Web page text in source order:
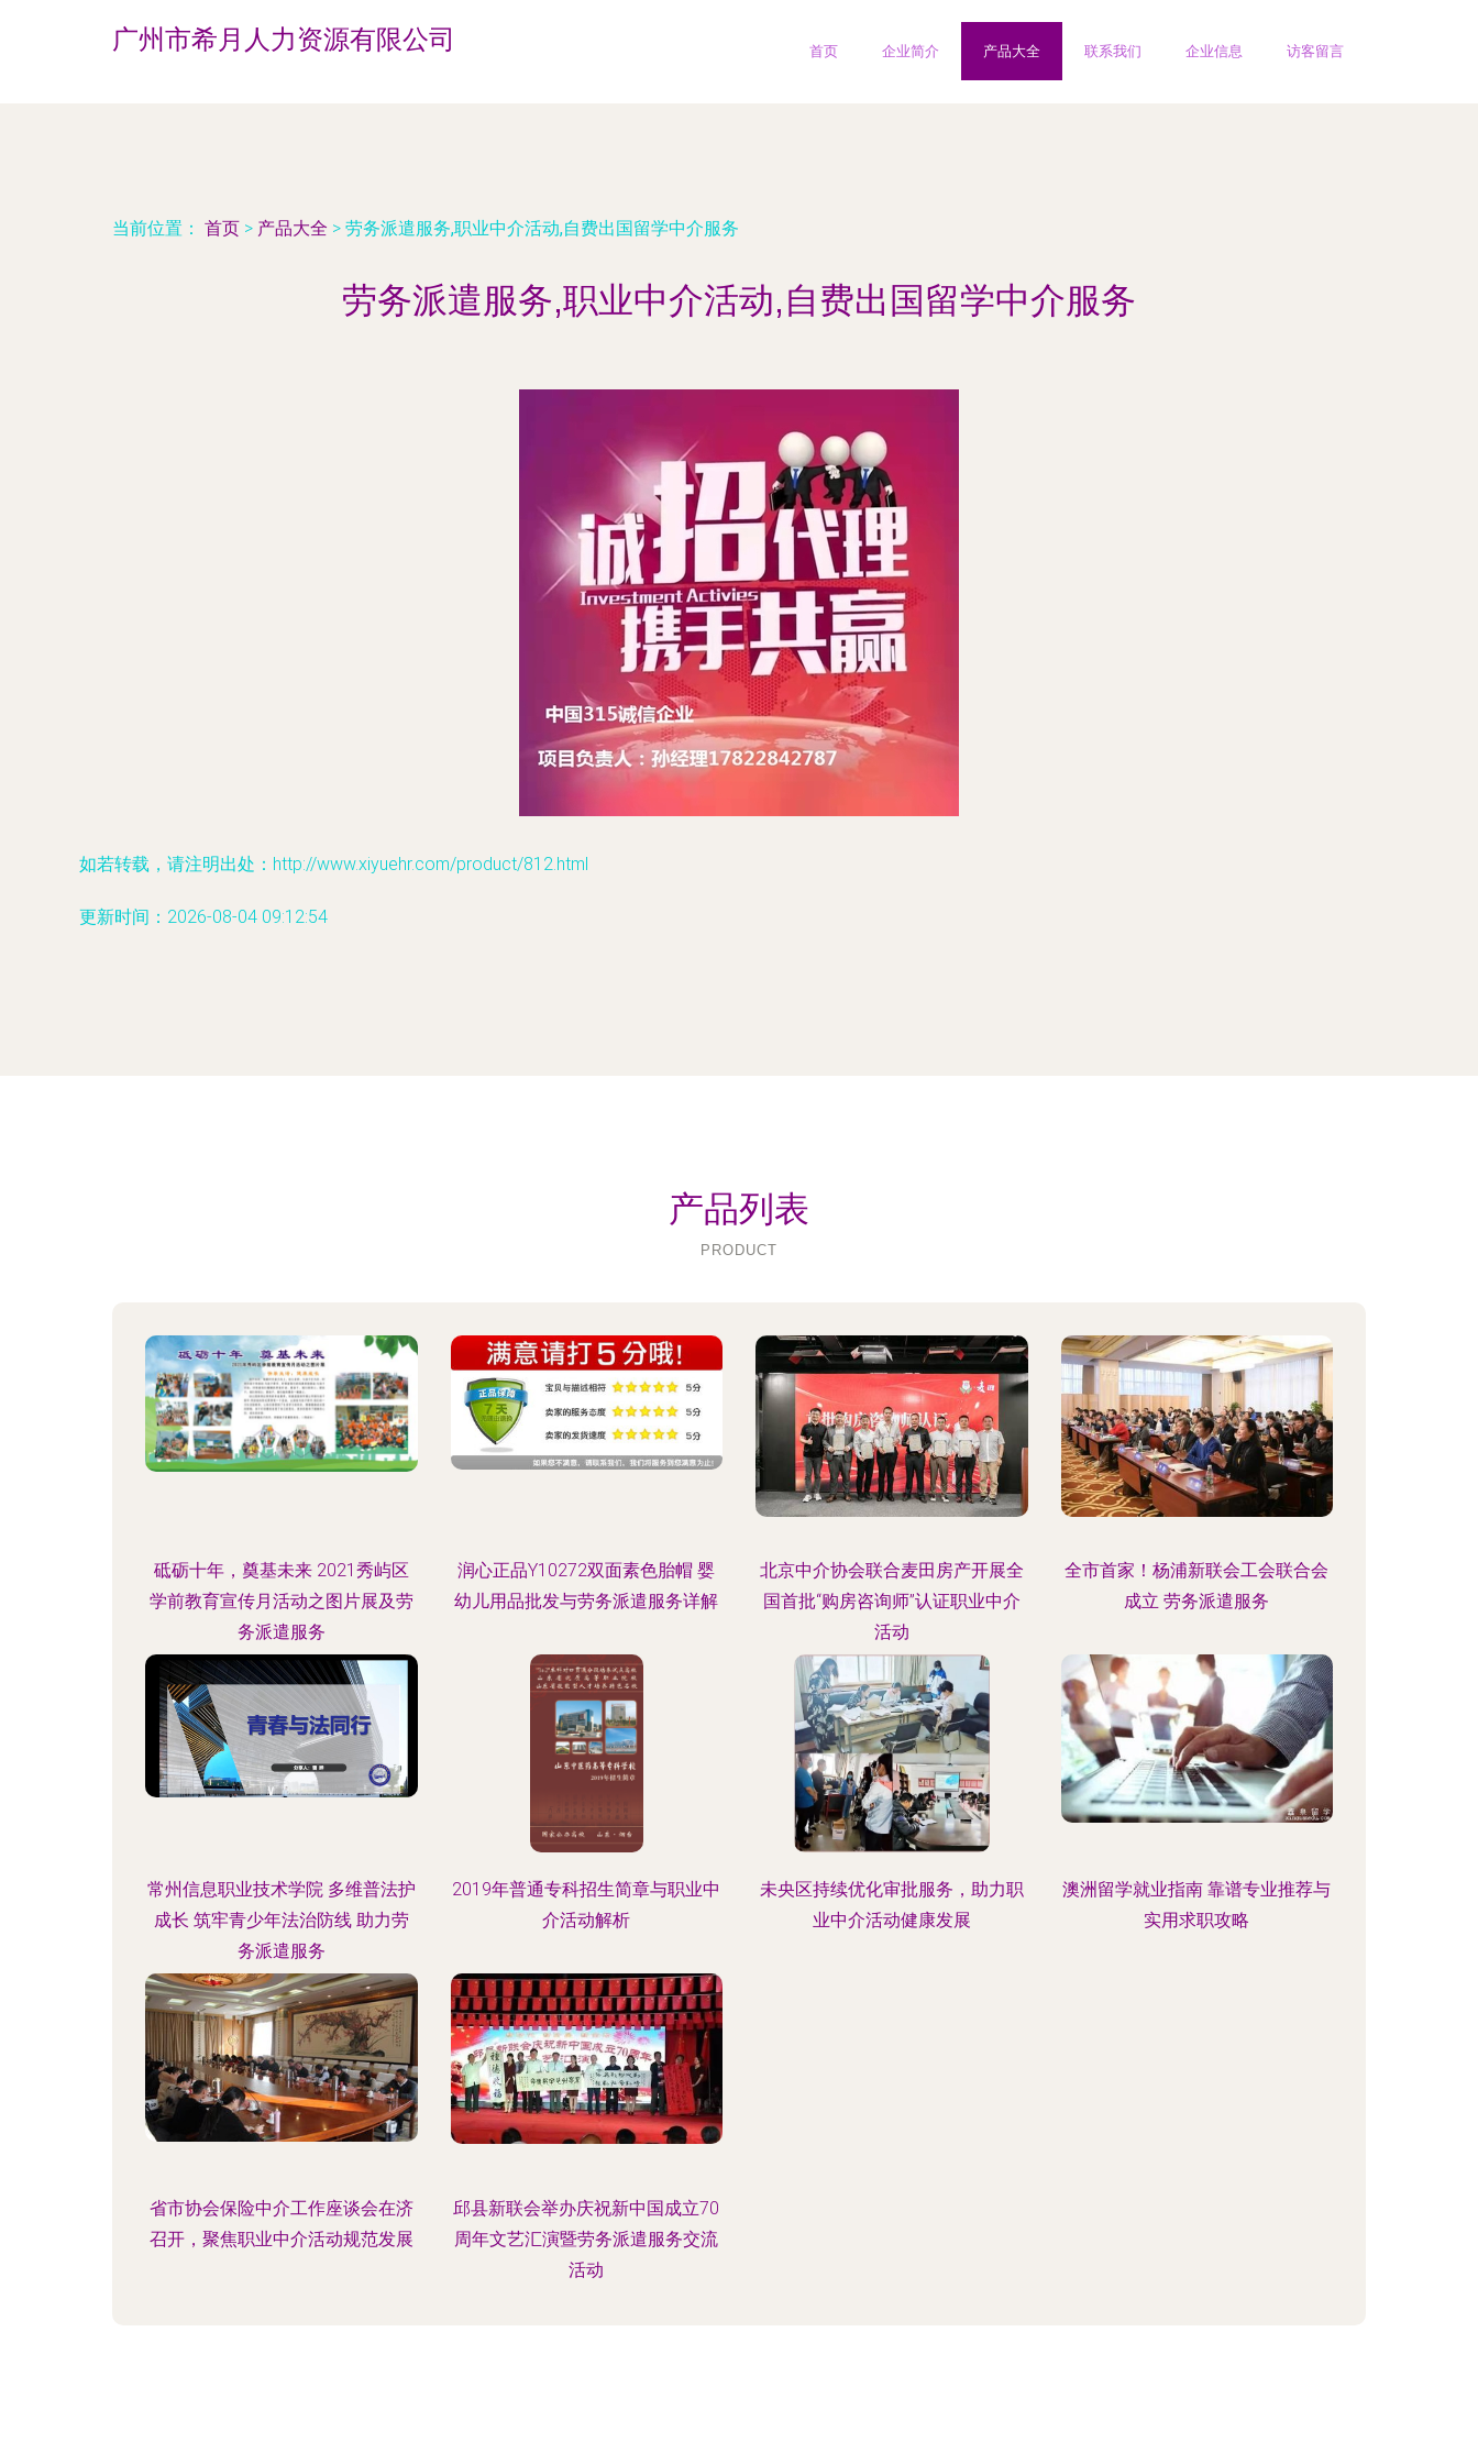
广州市希月人力资源有限公司 首页 企业简介 产品大全 联系我们 企业信息 访客留言
当前位置： 首页 > 产品大全 > 劳务派遣服务,职业中介活动,自费出国留学中介服务
劳务派遣服务,职业中介活动,自费出国留学中介服务
如若转载，请注明出处：http://www.xiyuehr.com/product/812.html
更新时间：2026-08-04 09:12:54
产品列表
PRODUCT
砥砺十年，奠基未来 2021秀屿区
学前教育宣传月活动之图片展及劳
务派遣服务
润心正品Y10272双面素色胎帽 婴
幼儿用品批发与劳务派遣服务详解
北京中介协会联合麦田房产开展全
国首批“购房咨询师”认证职业中介
活动
全市首家！杨浦新联会工会联合会
成立 劳务派遣服务
常州信息职业技术学院 多维普法护
成长 筑牢青少年法治防线 助力劳
务派遣服务
2019年普通专科招生简章与职业中
介活动解析
未央区持续优化审批服务，助力职
业中介活动健康发展
澳洲留学就业指南 靠谱专业推荐与
实用求职攻略
省市协会保险中介工作座谈会在济
召开，聚焦职业中介活动规范发展
邱县新联会举办庆祝新中国成立70
周年文艺汇演暨劳务派遣服务交流
活动